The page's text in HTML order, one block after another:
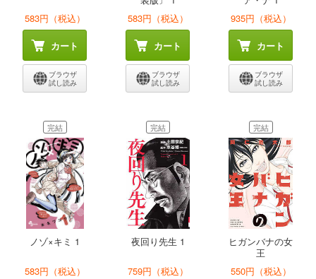
583円（税込）
カート
ブラウザ
試し読み
583円（税込）
カート
ブラウザ
試し読み
935円（税込）
カート
ブラウザ
試し読み
完結
ノゾ×キミ 1
583円（税込）
完結
夜回り先生 1
759円（税込）
完結
ヒガンバナの女
王
550円（税込）